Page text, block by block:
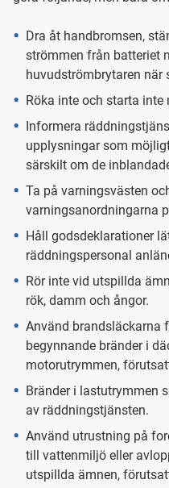
Dra åt handbromsen,
strömmen från batteriet
huvudströmbrytaren när
Röka inte och starta
Informera
upplysningar som
särskilt om de
Ta på varningsvästen
varningsanordningarna
Håll godsdeklarationer
räddningspersonal
Rör inte vid utspillda
rök, damm och ångor.
Använd brandsläckarna
begynnande bränder i
motorutrymmen,
Bränder i lastutrymmen
av räddningstjänsten.
Använd utrustning på
till vattenmiljö eller
utspillda ämnen,